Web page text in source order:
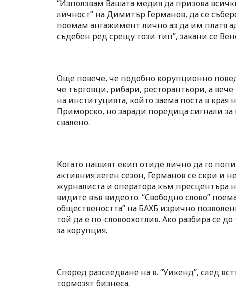
“Използвам Вашата медия да призова
личност” на Димитър Германов, да се
поемам ангажимент лично аз да им платя
съдебен ред срещу този тип”, закани се
Още повече, че подобно корупционно
че търговци, рибари, ресторантьори, а
на институцията, който заема поста в
Приморско, но заради поредица сигнали
свалено.
Когато нашият екип отиде лично да го
активния леген сезон, Германов се скри и
журналиста и оператора към
видите във видеото. “Свободно слово”
обществеността” на БАХБ изрично
той да е по-словоохотлив. Ако разбира се
за корупция.
Според разследване на в. “Уикенд”, след
тормозят бизнеса.